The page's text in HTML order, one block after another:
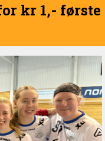
kr 1,- første